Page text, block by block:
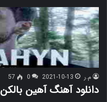
م.ر 2021-10-13
0
57
دانلود آهنگ آهین بالکن